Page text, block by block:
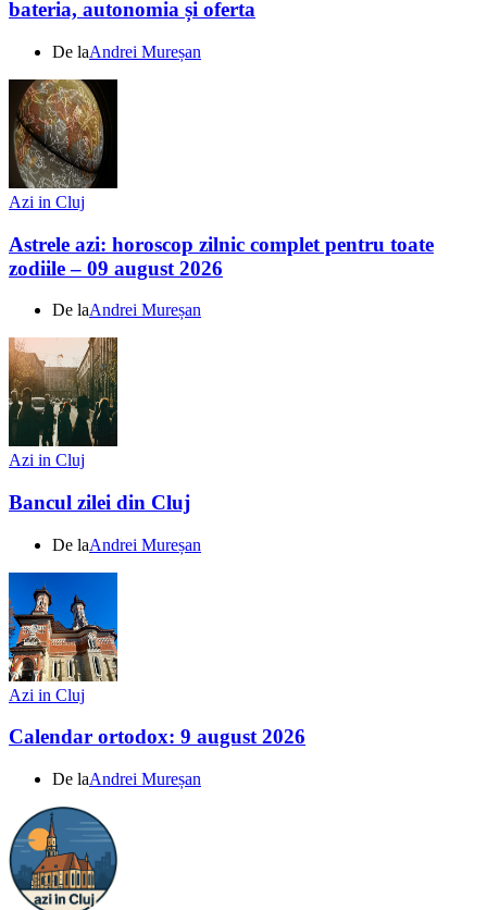
bateria, autonomia și oferta
De laAndrei Mureșan
Azi in Cluj
Astrele azi: horoscop zilnic complet pentru toate
zodiile – 09 august 2026
De laAndrei Mureșan
Azi in Cluj
Bancul zilei din Cluj
De laAndrei Mureșan
Azi in Cluj
Calendar ortodox: 9 august 2026
De laAndrei Mureșan